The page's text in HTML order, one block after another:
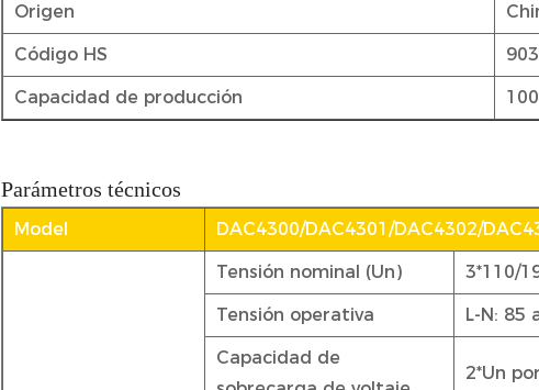
Origen
Código HS
Capacidad de producción
Parámetros técnicos
Model DAC4300/DAC4301/DAC4302/
Tensión nominal (Un) 3*110/
Tensión operativa L-N: 85
Capacidad de
2*Un